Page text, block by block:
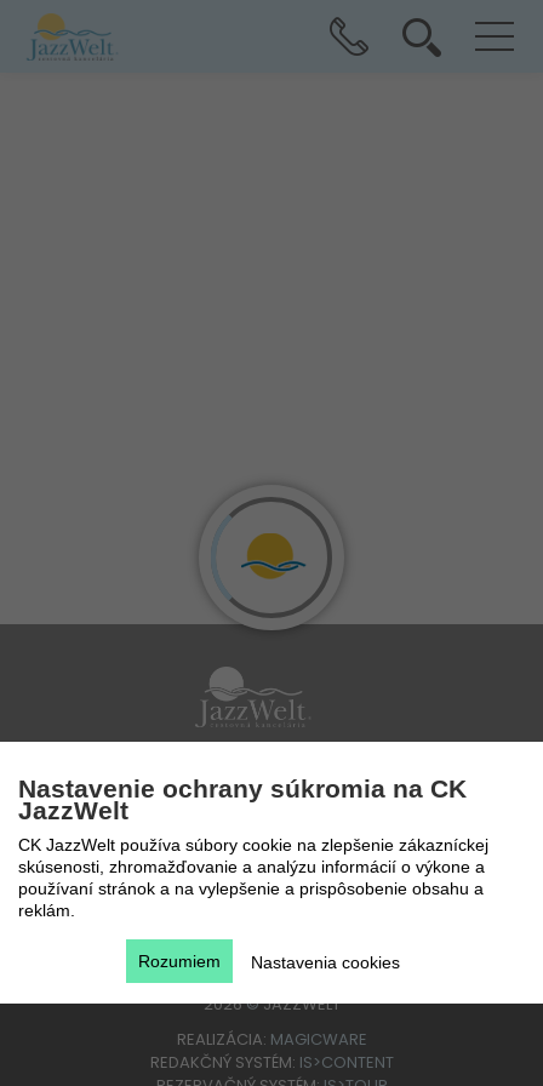
Po - Pi 9 - 17 hod
0850 777 888
2026©JAZZWELT
REALIZÁCIA: MAGICWARE
REDAKČNÝ SYSTÉM: IS>CONTENT
Nastavenie ochrany súkromia na CK
JazzWelt
CK JazzWelt používa súbory cookie na zlepšenie zákazníckej
skúsenosti, zhromažďovanie a analýzu informácií o výkone a
používaní stránok a na vylepšenie a prispôsobenie obsahu a
reklám.
Nastavenia cookies
Rozumiem